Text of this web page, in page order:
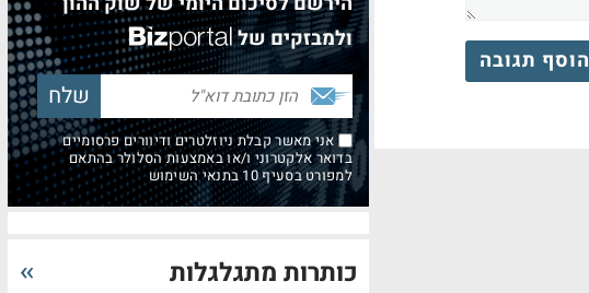
הוסף תגובה
ולמבזקים של
אני מאשר קבלת ניוזלטרים ודיוורים פרסומיים
בדואר אלקטרוני ו/או באמצעות הסלולר בהתאם
למפורט בסעיף 10 בתנאי השימוש
כותרות מתגלגלות